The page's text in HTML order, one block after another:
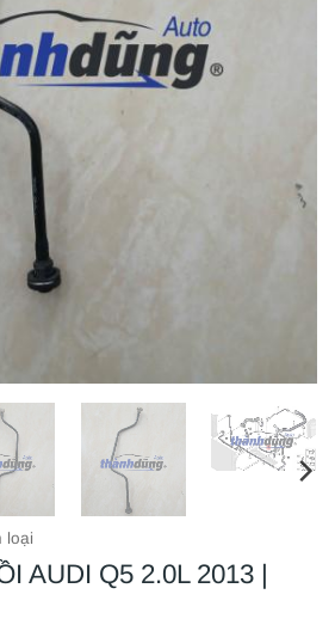
loại
AUDI Q5 2.0L 2013 |